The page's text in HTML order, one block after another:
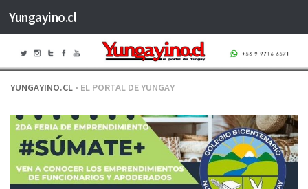
Saltar al contenido
Yungayino.cl
YUNGAYINO.CL • EL PORTAL DE YUNGAY